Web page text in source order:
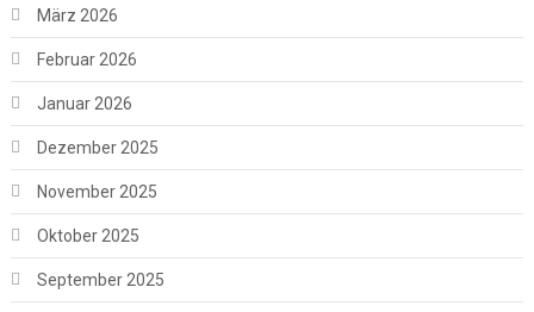
März 2026
Februar 2026
Januar 2026
Dezember 2025
November 2025
Oktober 2025
September 2025